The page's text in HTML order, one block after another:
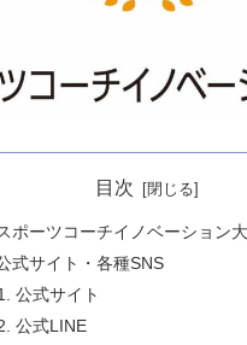
目次
ポーツコーチイノベーション
式サイト・各種SNS
公式サイト
公式LINE